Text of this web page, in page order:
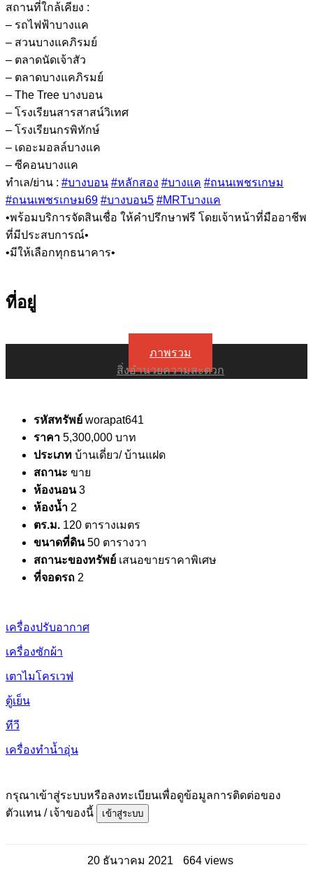
สถานที่ใกล้เคียง :
– รถไฟฟ้าบางแค
– สวนบางแคภิรมย์
– ตลาดนัดเจ้าสัว
– ตลาดบางแคภิรมย์
– The Tree บางบอน
– โรงเรียนสารสาสน์วิเทศ
– โรงเรียนกรพิทักษ์
– เดอะมอลล์บางแค
– ซีคอนบางแค
ทำเล/ย่าน : #บางบอน #หลักสอง #บางแค #ถนนเพชรเกษม
#ถนนเพชรเกษม69 #บางบอน5 #MRTบางแค
•พร้อมบริการจัดสินเชื่อ ให้คำปรึกษาฟรี โดยเจ้าหน้าที่มืออาชีพ
ที่มีประสบการณ์•
•มีให้เลือกทุกธนาคาร•
ที่อยู่
ภาพรวม
สิ่งอำนวยความสะดวก
รหัสทรัพย์ worapat641
ราคา 5,300,000 บาท
ประเภท บ้านเดี่ยว/ บ้านแฝด
สถานะ ขาย
ห้องนอน 3
ห้องน้ำ 2
ตร.ม. 120 ตารางเมตร
ขนาดที่ดิน 50 ตารางวา
สถานะของทรัพย์ เสนอขายราคาพิเศษ
ที่จอดรถ 2
เครื่องปรับอากาศ
เครื่องซักผ้า
เตาไมโครเวฟ
ตู้เย็น
ทีวี
เครื่องทำน้ำอุ่น
กรุณาเข้าสู่ระบบหรือลงทะเบียนเพื่อดูข้อมูลการติดต่อของ
ตัวแทน / เจ้าของนี้
เข้าสู่ระบบ
20 ธันวาคม 2021 664 views